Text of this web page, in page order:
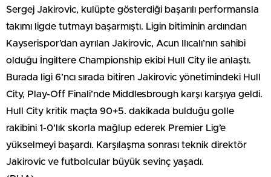
Sergej Jakirovic, kulüpte gösterdiği başarılı performansla
takımı ligde tutmayı başarmıştı. Ligin bitiminin ardından
Kayserispor’dan ayrılan Jakirovic, Acun Ilıcalı’nın sahibi
olduğu İngiltere Championship ekibi Hull City ile anlaştı.
Burada ligi 6’ncı sırada bitiren Jakirovic yönetimindeki Hull
City, Play-Off Finali’nde Middlesbrough karşı karşıya geldi.
Hull City kritik maçta 90+5. dakikada bulduğu golle
rakibini 1-0’lık skorla mağlup ederek Premier Lig’e
yükselmeyi başardı. Karşılaşma sonrası teknik direktör
Jakirovic ve futbolcular büyük sevinç yaşadı.